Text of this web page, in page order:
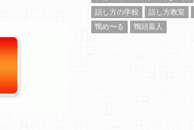
話し方の学校
話し方教室
鴨め〜る
鴨頭嘉人